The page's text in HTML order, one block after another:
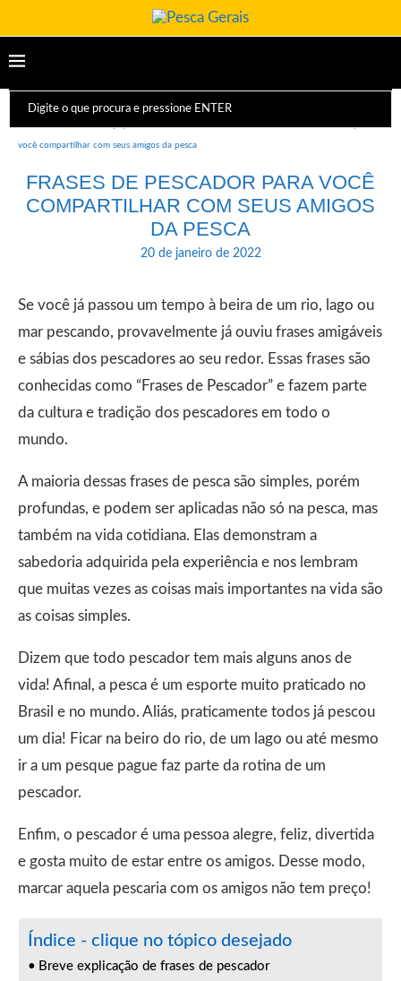
você compartilhar com seus amigos da pesca
FRASES DE PESCADOR PARA VOCÊ
COMPARTILHAR COM SEUS AMIGOS
DA PESCA
20 de janeiro de 2022
Se você já passou um tempo à beira de um rio, lago ou
mar pescando, provavelmente já ouviu frases amigáveis
e sábias dos pescadores ao seu redor. Essas frases são
conhecidas como “Frases de Pescador” e fazem parte
da cultura e tradição dos pescadores em todo o
mundo.
A maioria dessas frases de pesca são simples, porém
profundas, e podem ser aplicadas não só na pesca, mas
também na vida cotidiana. Elas demonstram a
sabedoria adquirida pela experiência e nos lembram
que muitas vezes as coisas mais importantes na vida são
as coisas simples.
Dizem que todo pescador tem mais alguns anos de
vida! Afinal, a pesca é um esporte muito praticado no
Brasil e no mundo. Aliás, praticamente todos já pescou
um dia! Ficar na beiro do rio, de um lago ou até mesmo
ir a um pesque pague faz parte da rotina de um
pescador.
Enfim, o pescador é uma pessoa alegre, feliz, divertida
e gosta muito de estar entre os amigos. Desse modo,
marcar aquela pescaria com os amigos não tem preço!
Índice - clique no tópico desejado
Breve explicação de frases de pescador